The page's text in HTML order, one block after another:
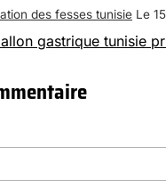
des fesses tunisie Le
gastrique tunisie